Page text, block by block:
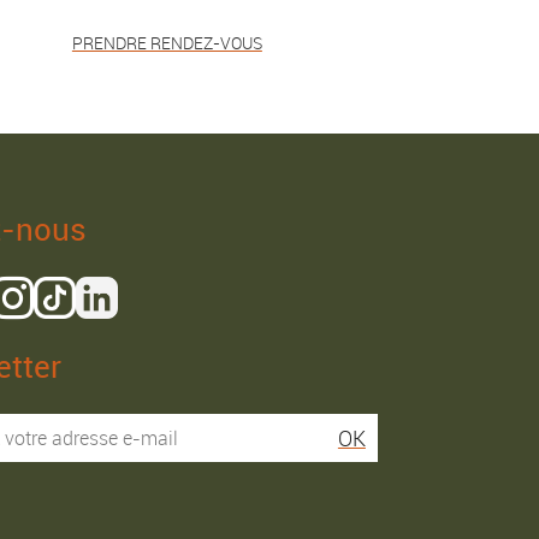
PRENDRE RENDEZ-VOUS
Isaac R. Elies S.
nous
OK